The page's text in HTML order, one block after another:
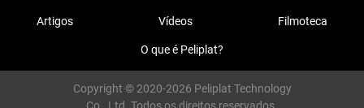
Artigos Vídeos Filmoteca
O que é Peliplat?
Copyright © 2020-2026 Peliplat Technology
Co., Ltd. Todos os direitos reservados.